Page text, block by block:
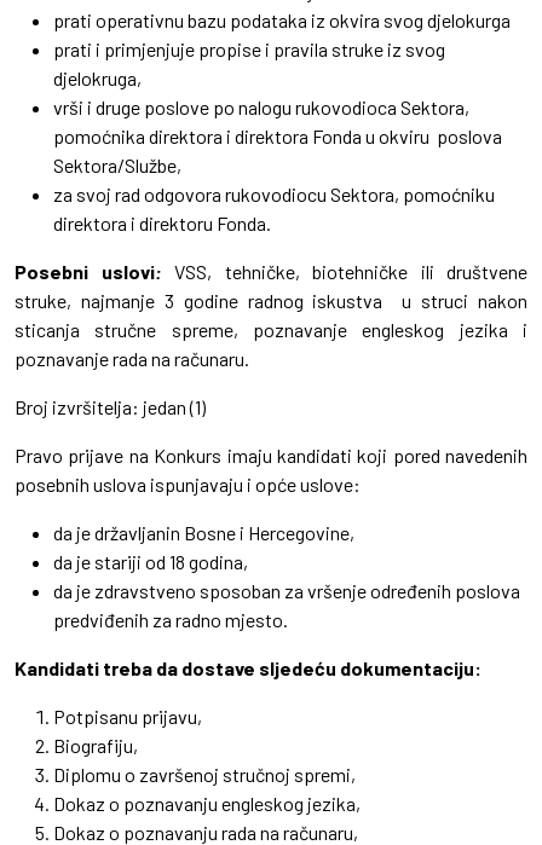
prati operativnu bazu podataka iz okvira svog djelokurga
prati i primjenjuje propise i pravila struke iz svog
djelokruga,
vrši i druge poslove po nalogu rukovodioca Sektora,
pomoćnika direktora i direktora Fonda u okviru poslova
Sektora/Službe,
za svoj rad odgovora rukovodiocu Sektora, pomoćniku
direktora i direktoru Fonda.
Posebni uslovi: VSS, tehničke, biotehničke ili društvene
struke, najmanje 3 godine radnog iskustva u struci nakon
sticanja stručne spreme, poznavanje engleskog jezika i
poznavanje rada na računaru.
Broj izvršitelja: jedan (1)
Pravo prijave na Konkurs imaju kandidati koji pored navedenih
posebnih uslova ispunjavaju i opće uslove:
da je državljanin Bosne i Hercegovine,
da je stariji od 18 godina,
da je zdravstveno sposoban za vršenje određenih poslova
predviđenih za radno mjesto.
Kandidati treba da dostave sljedeću dokumentaciju:
Potpisanu prijavu,
Biografiju,
Diplomu o završenoj stručnoj spremi,
Dokaz o poznavanju engleskog jezika,
Dokaz o poznavanju rada na računaru,